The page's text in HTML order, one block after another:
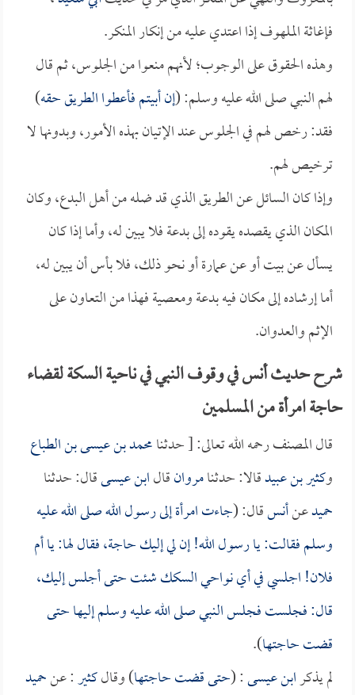
فإغاثة الملهوف إذا اعتدي عليه من إنكار المنكر.
وهذه الحقوق على الوجوب؛ لأنهم منعوا من الجلوس، ثم قال
لهم النبي صلى الله عليه وسلم: (إن أبيتم فأعطوا الطريق حقه)
فقد: رخص لهم في الجلوس عند الإتيان بهذه الأمور، وبدونها لا
ترخيص لهم.
وإذا كان السائل عن الطريق الذي قد ضله من أهل البدع، وكان
المكان الذي يقصده يقوده إلى بدعة فلا يبين له، وأما إذا كان
يسأل عن بيت أو عن عمارة أو نحو ذلك، فلا بأس أن يبين له،
أما إرشاده إلى مكان فيه بدعة ومعصية فهذا من التعاون على
الإثم والعدوان.
شرح حديث أنس في وقوف النبي في ناحية السكة لقضاء
حاجة امرأة من المسلمين
قال المصنف رحمه الله تعالى: [ حدثنامحمد بن عيسى بن الطباع
وكثير بن عبيدقالا: حدثنامروانقالابن عيسىقال: حدثنا
حميدعنأنسقال: (جاءت امرأة إلى رسول الله صلى الله عليه
وسلم فقالت: يا رسول الله! إن لي إليك حاجة، فقال لها: يا أم
فلان! اجلسي في أي نواحي السكك شئت حتى أجلس إليك،
قال: فجلست فجلس النبي صلى الله عليه وسلم إليها حتى
قضت حاجتها).
لم يذكرابن عيسى: (حتى قضت حاجتها) وقالكثير: عنحميد